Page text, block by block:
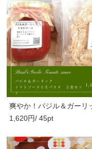
爽やか！バジル＆ガーリ
クトマトソース..
1,620円/ 45pt